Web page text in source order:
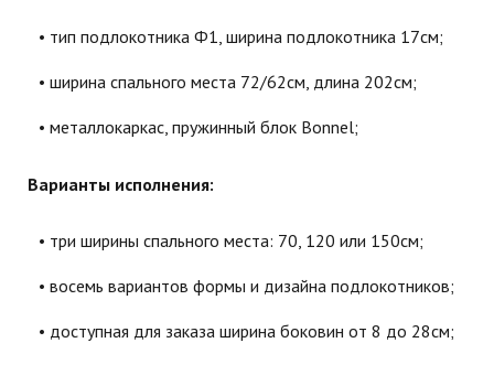
тип подлокотника Ф1, ширина подлокотника 17см;
ширина спального места 72/62см, длина 202см;
металлокаркас, пружинный блок Bonnel;
Варианты исполнения:
три ширины спального места: 70, 120 или 150см;
восемь вариантов формы и дизайна подлокотников;
доступная для заказа ширина боковин от 8 до 28см;